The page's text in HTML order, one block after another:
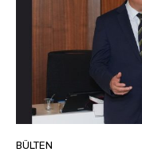
BÜLTEN